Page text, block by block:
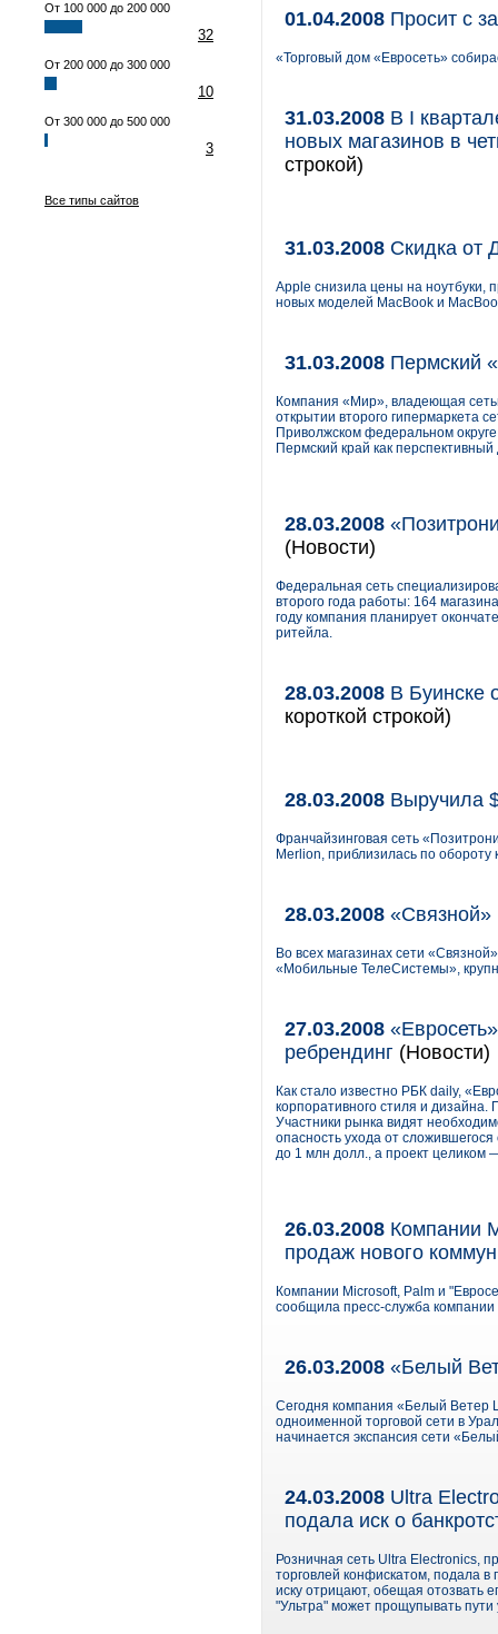
От 100 000 до 200 000
32
От 200 000 до 300 000
10
От 300 000 до 500 000
3
Все типы сайтов
01.04.2008 Просит с
«Торговый дом «Евросеть»
31.03.2008 В I
новых магазинов в
строкой)
31.03.2008 Скидка от
Apple снизила цены на ноутбуки,
новых моделей MacBook и
31.03.2008 Пермский
Компания «Мир», владеющая
открытии второго гипермаркета
Приволжском федеральном
Пермский край как
28.03.2008
(Новости)
Федеральная сеть
второго года работы: 164
году компания планирует
ритейла.
28.03.2008 В Буинске
короткой строкой)
28.03.2008 Выручила
Франчайзинговая сеть
Merlion, приблизилась по
28.03.2008 «Связной»
Во всех магазинах сети
«Мобильные ТелеСистемы»,
27.03.2008
ребрендинг (Новости)
Как стало известно РБК daily,
корпоративного стиля и дизайна.
Участники рынка видят
опасность ухода от
до 1 млн долл., а проект целиком
26.03.2008 Компании
продаж нового
Компании Microsoft, Palm и
сообщила пресс-служба компании
26.03.2008 «Белый
Сегодня компания «Белый Ветер
одноименной торговой сети в
начинается экспансия сети
24.03.2008 Ultra
подала иск о
Розничная сеть Ultra Electronics,
торговлей конфискатом, подала в
иску отрицают, обещая отозвать
"Ультра" может прощупывать пути